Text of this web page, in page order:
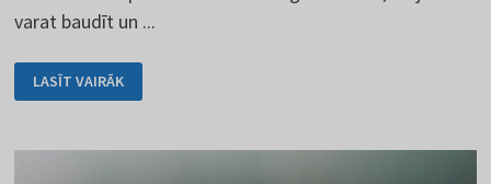
varat baudīt un ...
POPULĀRĀKIE
EIROPAS
ĒDIENI,
JĀIZMĒĢINA
LASĪT VAIRĀK